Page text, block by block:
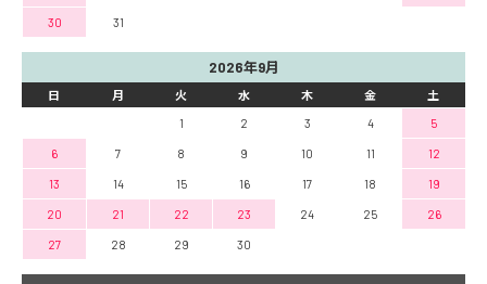
30 31
2026年9月
日 月 火 水 木 金
土
1
2 3 4 5
6 7 8 9 10 11 12
13 14 15 16 17 18 19
20 21 22 23 24 25 26
27 28 29 30